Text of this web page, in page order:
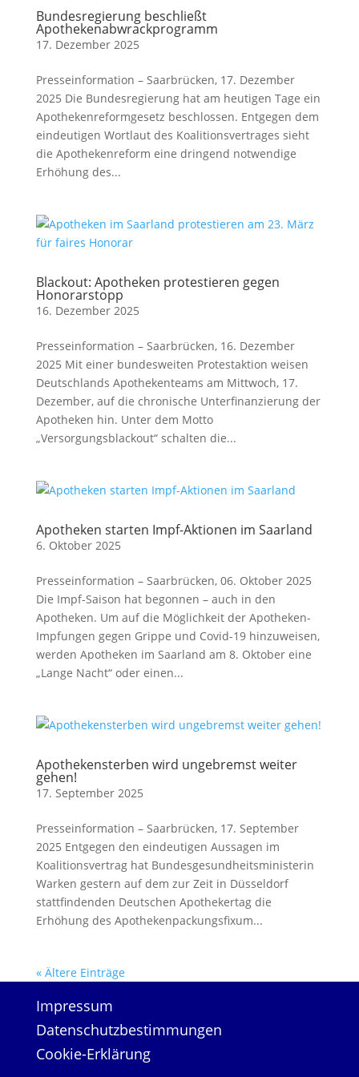
Bundesregierung beschließt
Apothekenabwrackprogramm
17. Dezember 2025
Presseinformation – Saarbrücken, 17. Dezember
2025 Die Bundesregierung hat am heutigen Tage ein
Apothekenreformgesetz beschlossen. Entgegen dem
eindeutigen Wortlaut des Koalitionsvertrages sieht
die Apothekenreform eine dringend notwendige
Erhöhung des...
Blackout: Apotheken protestieren gegen
Honorarstopp
16. Dezember 2025
Presseinformation – Saarbrücken, 16. Dezember
2025 Mit einer bundesweiten Protestaktion weisen
Deutschlands Apothekenteams am Mittwoch, 17.
Dezember, auf die chronische Unterfinanzierung der
Apotheken hin. Unter dem Motto
„Versorgungsblackout“ schalten die...
Apotheken starten Impf-Aktionen im Saarland
6. Oktober 2025
Presseinformation – Saarbrücken, 06. Oktober 2025
Die Impf-Saison hat begonnen – auch in den
Apotheken. Um auf die Möglichkeit der Apotheken-
Impfungen gegen Grippe und Covid-19 hinzuweisen,
werden Apotheken im Saarland am 8. Oktober eine
„Lange Nacht“ oder einen...
Apothekensterben wird ungebremst weiter
gehen!
17. September 2025
Presseinformation – Saarbrücken, 17. September
2025 Entgegen den eindeutigen Aussagen im
Koalitionsvertrag hat Bundesgesundheitsministerin
Warken gestern auf dem zur Zeit in Düsseldorf
stattfindenden Deutschen Apothekertag die
Erhöhung des Apothekenpackungsfixum...
« Ältere Einträge
Impressum
Datenschutzbestimmungen
Cookie-Erklärung